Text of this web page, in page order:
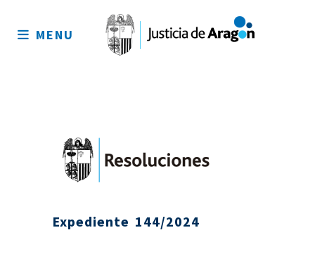
sitio
MENU
Expediente 144/2024